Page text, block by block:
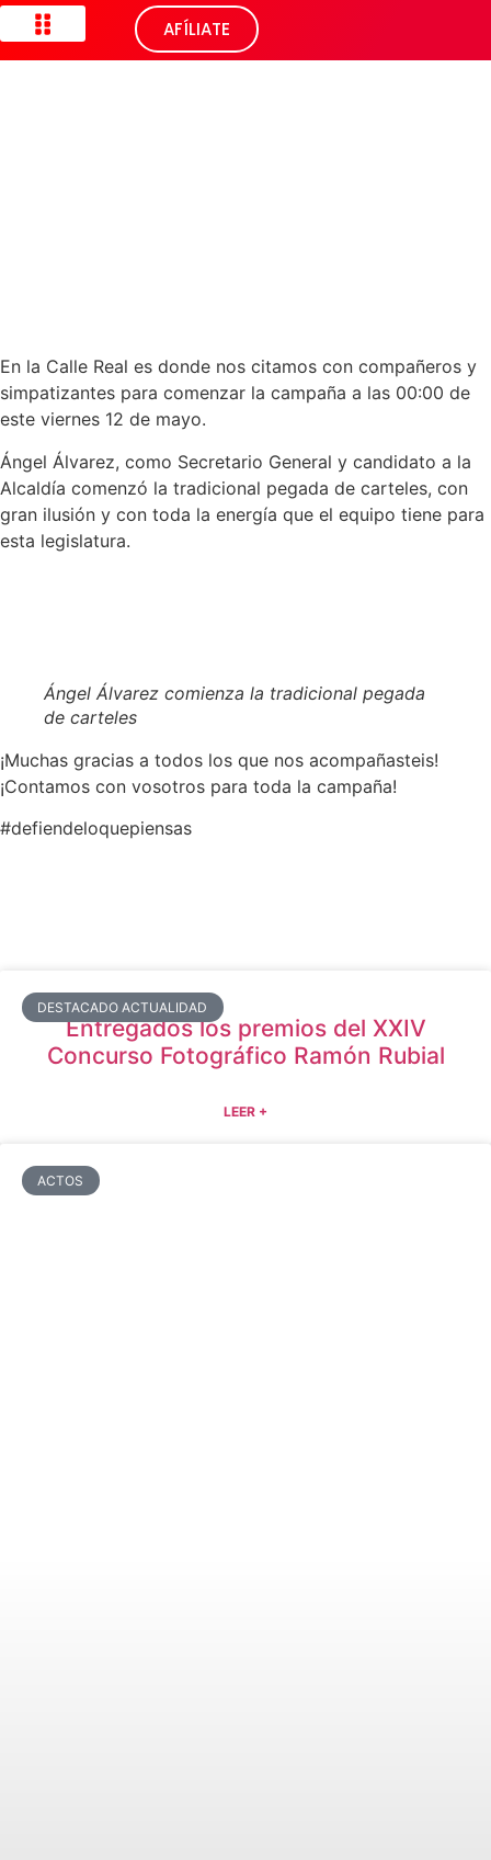
AFÍLIATE
En la Calle Real es donde nos citamos con compañeros y
simpatizantes para comenzar la campaña a las 00:00 de
este viernes 12 de mayo.
Ángel Álvarez, como Secretario General y candidato a la
Alcaldía comenzó la tradicional pegada de carteles, con
gran ilusión y con toda la energía que el equipo tiene para
esta legislatura.
Ángel Álvarez comienza la tradicional pegada
de carteles
¡Muchas gracias a todos los que nos acompañasteis!
¡Contamos con vosotros para toda la campaña!
#defiendeloquepiensas
DESTACADO ACTUALIDAD
Entregados los premios del XXIV
Concurso Fotográfico Ramón Rubial
LEER +
ACTOS